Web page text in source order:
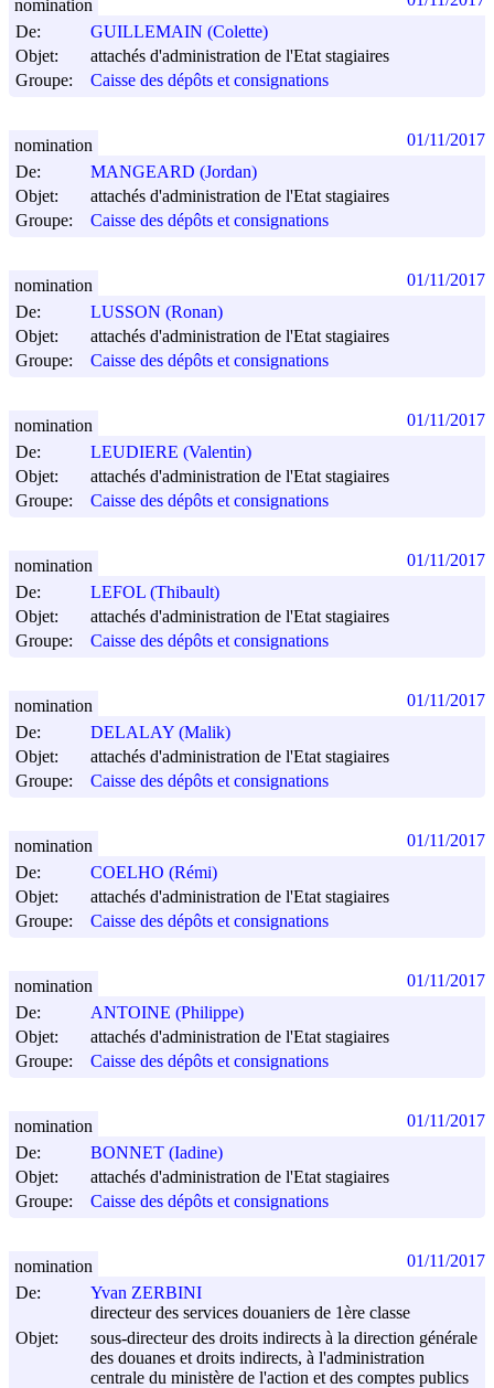
De:
GUILLEMAIN (Colette)
Objet:
attachés d'administration de l'Etat stagiaires
Groupe:
Caisse des dépôts et consignations
nomination
De:
MANGEARD (Jordan)
Objet:
attachés d'administration de l'Etat stagiaires
Groupe:
Caisse des dépôts et consignations
nomination 01/11/2017
De:
LUSSON (Ronan)
Objet:
attachés d'administration de l'Etat stagiaires
Groupe:
Caisse des dépôts et consignations
nomination 01/11/2017
De:
LEUDIERE (Valentin)
Objet:
attachés d'administration de l'Etat stagiaires
Groupe:
Caisse des dépôts et consignations
nomination 01/11/2017
De:
LEFOL (Thibault)
Objet:
attachés d'administration de l'Etat stagiaires
Groupe:
Caisse des dépôts et consignations
nomination 01/11/2017
De:
DELALAY (Malik)
Objet:
attachés d'administration de l'Etat stagiaires
Groupe:
Caisse des dépôts et consignations
nomination 01/11/2017
De:
COELHO (Rémi)
Objet:
attachés d'administration de l'Etat stagiaires
Groupe:
Caisse des dépôts et consignations
nomination 01/11/2017
De:
ANTOINE (Philippe)
Objet:
attachés d'administration de l'Etat stagiaires
Groupe:
Caisse des dépôts et consignations
nomination 01/11/2017
De:
BONNET (Iadine)
Objet:
attachés d'administration de l'Etat stagiaires
Groupe:
Caisse des dépôts et consignations
nomination 01/11/2017
De:
Yvan ZERBINI
directeur des services douaniers de 1ère classe
Objet:
sous-directeur des droits indirects à la direction générale
des douanes et droits indirects, à l'administration
centrale du ministère de l'action et des comptes publics
nomination 01/11/2017